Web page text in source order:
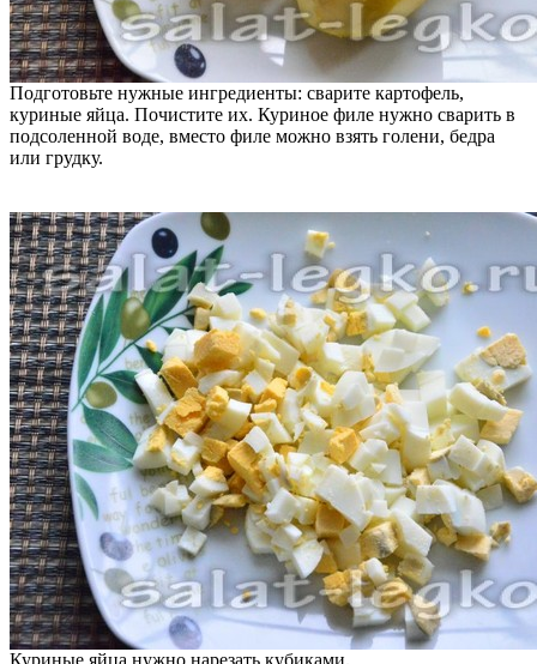
Подготовьте нужные ингредиенты: сварите картофель,
куриные яйца. Почистите их. Куриное филе нужно сварить в
подсоленной воде, вместо филе можно взять голени, бедра
или грудку.
Куриные яйца нужно нарезать кубиками.